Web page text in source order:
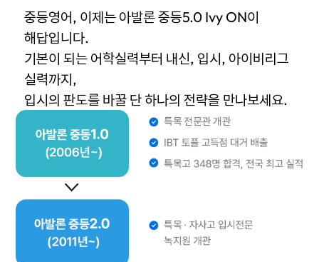
중등영어, 이제는 아발론 중등5.0 Ivy ON이
해답입니다.
기본이 되는 어학실력부터 내신, 입시, 아이비리그
실력까지,
입시의 판도를 바꿀 단 하나의 전략을 만나보세요.